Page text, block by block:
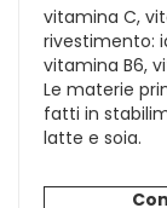
vitamina C,
rivestimento:
vitamina B6,
Le materie
fatti in
latte e soia.